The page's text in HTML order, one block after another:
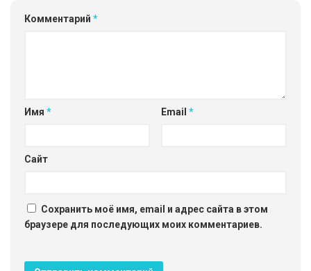
Комментарий *
Имя * Email *
Сайт
Сохранить моё имя, email и адрес сайта в этом
браузере для последующих моих комментариев.